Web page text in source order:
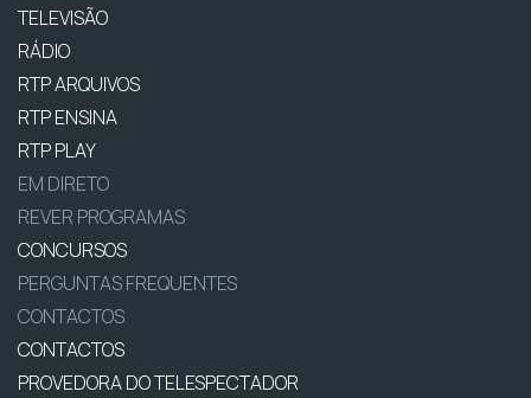
TELEVISÃO
RÁDIO
RTP ARQUIVOS
RTP ENSINA
RTP PLAY
EM DIRETO
REVER PROGRAMAS
CONCURSOS
PERGUNTAS FREQUENTES
CONTACTOS
CONTACTOS
PROVEDORA DO TELESPECTADOR